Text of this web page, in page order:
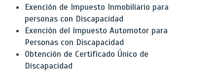
Exención de Impuesto Inmobiliario para
personas con Discapacidad
Exención del Impuesto Automotor para
Personas con Discapacidad
Obtención de Certificado Único de
Discapacidad